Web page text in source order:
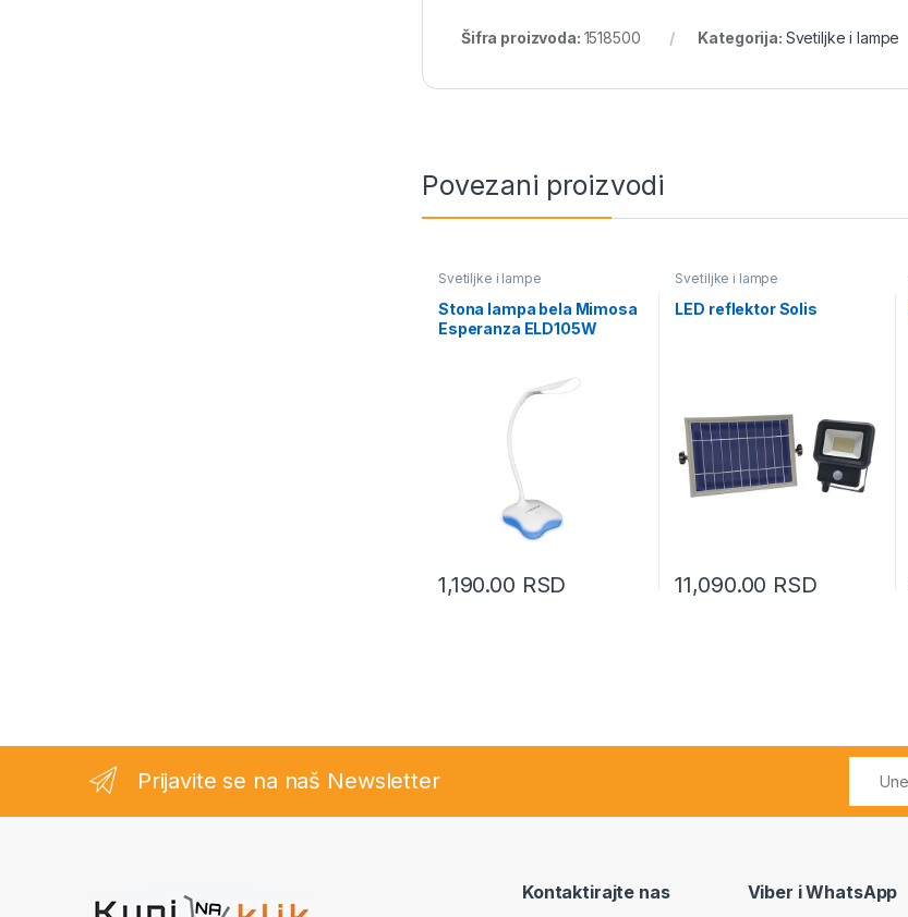
Šifra proizvoda: 1518500 Kategorija: Svetiljke i lampe
Povezani proizvodi
Svetiljke i lampe
Stona lampa bela Mimosa
Esperanza ELD105W
1,190.00 RSD
Svetiljke i lampe
LED reflektor Solis
11,090.00 RSD
Prijavite se na naš Newsletter
Kontaktirajte nas Viber i WhatsApp